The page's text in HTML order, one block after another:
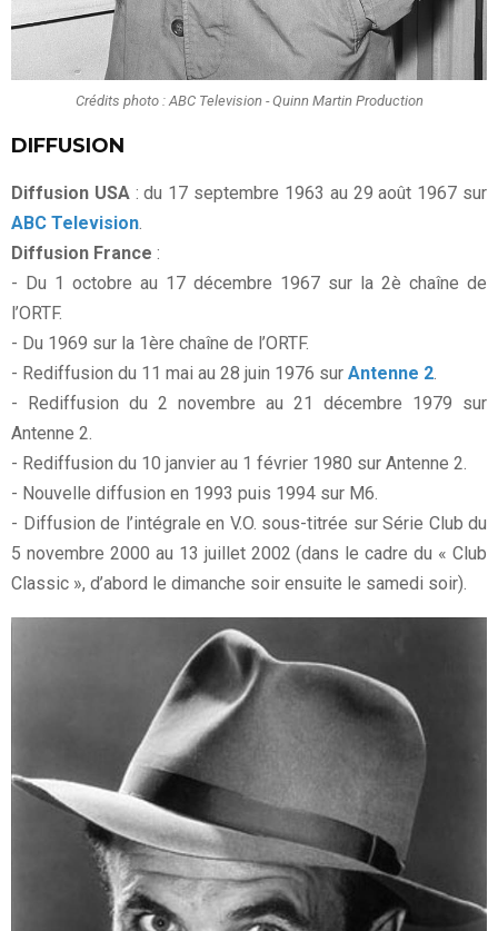
Crédits photo : ABC Television - Quinn Martin Production
DIFFUSION
Diffusion USA : du 17 septembre 1963 au 29 août 1967 sur
ABC Television
Diffusion France :
- Du 1 octobre au 17 décembre 1967 sur la 2è chaîne de
l’ORTF.
- Du 1969 sur la 1ère chaîne de l’ORTF.
- Rediffusion du 11 mai au 28 juin 1976 sur Antenne 2
- Rediffusion du 2 novembre au 21 décembre 1979 sur
Antenne 2.
- Rediffusion du 10 janvier au 1 février 1980 sur Antenne 2.
- Nouvelle diffusion en 1993 puis 1994 sur M6.
- Diffusion de l’intégrale en V.O. sous-titrée sur Série Club du
5 novembre 2000 au 13 juillet 2002 (dans le cadre du « Club
Classic », d’abord le dimanche soir ensuite le samedi soir).